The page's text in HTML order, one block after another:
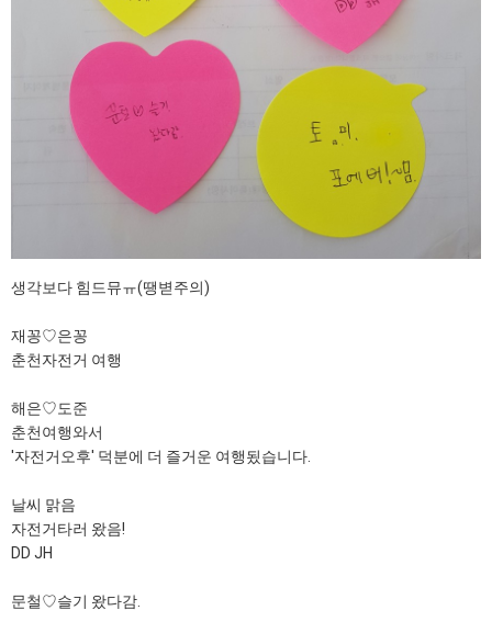
생각보다 힘드뮤ㅠ(땡볃주의)
재꽁♡은꽁
춘천자전거 여행
해은♡도준
춘천여행와서
'자전거오후' 덕분에 더 즐거운 여행됬습니다.
날씨 맑음
자전거타러 왔음!
DD JH
문철♡슬기 왔다감.